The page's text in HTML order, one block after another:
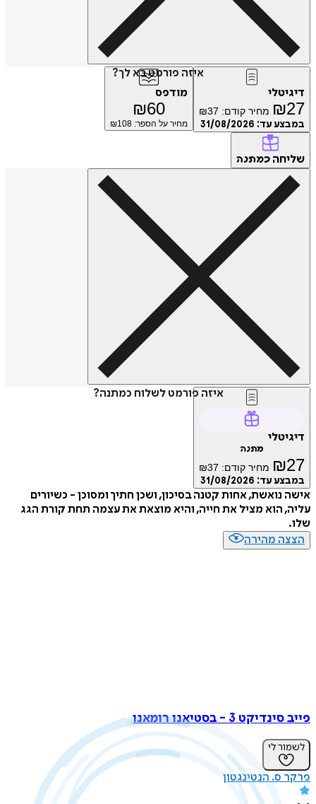
איזה פורמט בא לך?
₪ מחיר קודם: ₪37
עד:31/08/2026
מודפס
₪
מחיר על הספר: ₪108
כמתנה
איזה פורמט לשלוח כמתנה?
₪ מחיר קודם: ₪37
עד:31/08/2026
אחות קטנה בסיכון, ושכן חתיך ומסוכן - כשיורים
הוא מציל את חייה, והיא מוצאת את עצמה תחת קורת הגג
מהירה
3 - בסטיאנו רומאנו
לי
ס. הנטינגטון